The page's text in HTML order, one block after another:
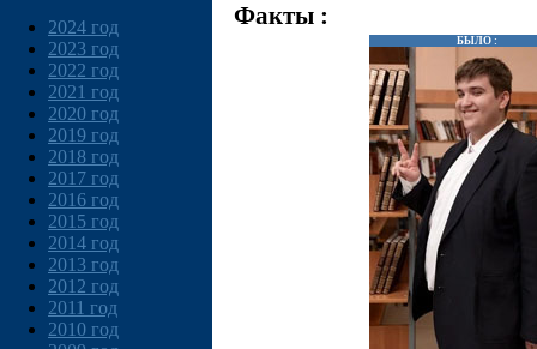
2024 год
2023 год
2022 год
2021 год
2020 год
2019 год
2018 год
2017 год
2016 год
2015 год
2014 год
2013 год
2012 год
2011 год
2010 год
Факты :
БЫЛО :